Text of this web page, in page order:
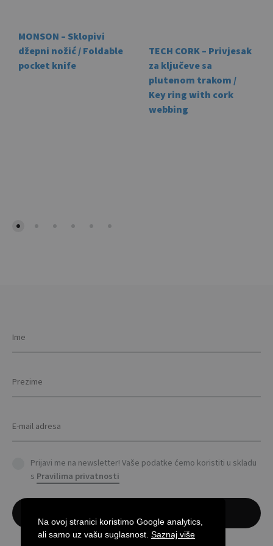
Na ovoj stranici koristimo Google analytics,
ali samo uz vašu suglasnost. Saznaj više
MONSON – Sklopivi
džepni nožić / Foldable
pocket knife
TECH CORK – Privjesak
za ključeve sa
plutenom trakom /
Key ring with cork
webbing
Prijavi me na newsletter! Vaše podatke ćemo koristiti u skladu
s Pravilima privatnosti